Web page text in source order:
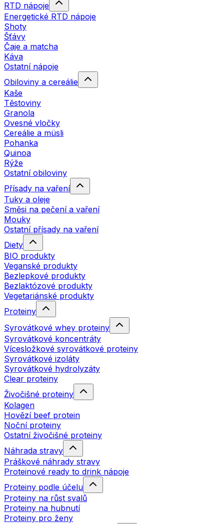
RTD nápoje
Energetické RTD nápoje
Shoty
Šťávy
Čaje a matcha
Káva
Ostatní nápoje
Obiloviny a cereálie
Kaše
Těstoviny
Granola
Ovesné vločky
Cereálie a müsli
Pohanka
Quinoa
Rýže
Ostatní obiloviny
Přísady na vaření
Tuky a oleje
Směsi na pečení a vaření
Mouky
Ostatní přísady na vaření
Diety
BIO produkty
Veganské produkty
Bezlepkové produkty
Bezlaktózové produkty
Vegetariánské produkty
Proteiny
Syrovátkové whey proteiny
Syrovátkové koncentráty
Vícesložkové syrovátkové proteiny
Syrovátkové izoláty
Syrovátkové hydrolyzáty
Clear proteiny
Živočišné proteiny
Kolagen
Hovězí beef protein
Noční proteiny
Ostatní živočišné proteiny
Náhrada stravy
Práškové náhrady stravy
Proteinové ready to drink nápoje
Proteiny podle účelu
Proteiny na růst svalů
Proteiny na hubnutí
Proteiny pro ženy